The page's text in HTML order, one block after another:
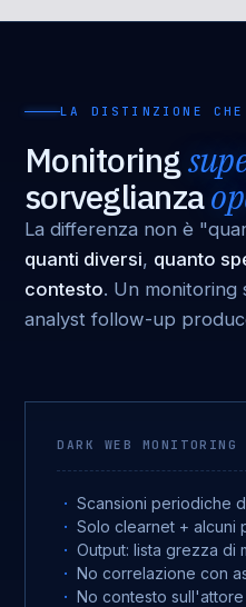
LA DISTINZIONE CHE
Monitoring
sorveglianza
La differenza non è
quanti diversi, quanto
contesto. Un monitoring
analyst follow-up
DARK WEB MONITORING
Scansioni periodiche
Solo clearnet + alcuni
Output: lista grezza di
No correlazione con
No contesto sull'attore